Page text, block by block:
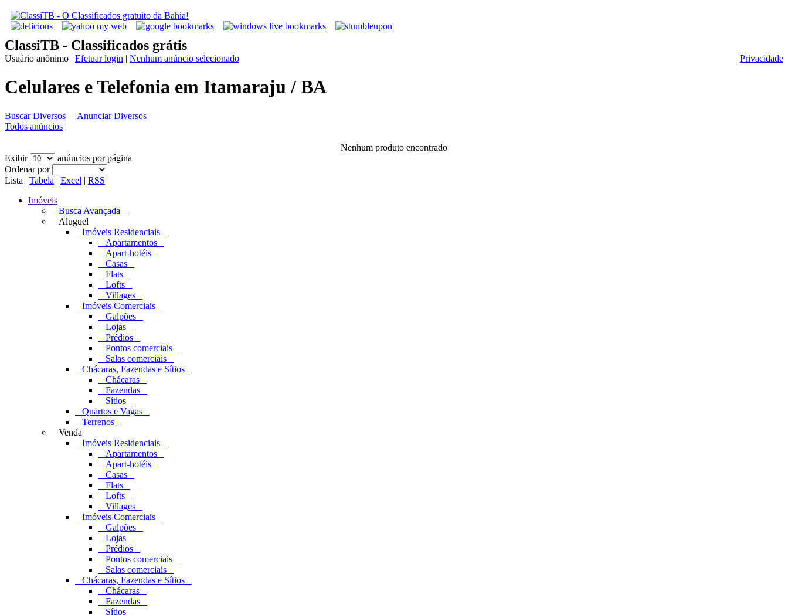
ClassiTB - Classificados grátis
Privacidade
Usuário anônimo | Efetuar login | Nenhum anúncio selecionado
Celulares e Telefonia em Itamaraju / BA
Buscar Diversos
Anunciar Diversos
Todos anúncios
Nenhum produto encontrado
Exibir
anúncios por página
Ordenar por
Lista | Tabela | Excel | RSS
Imóveis
Busca Avançada
Aluguel
Imóveis Residenciais
Apartamentos
Apart-hotéis
Casas
Flats
Lofts
Villages
Imóveis Comerciais
Galpões
Lojas
Prédios
Pontos comerciais
Salas comerciais
Chácaras, Fazendas e Sítios
Chácaras
Fazendas
Sítios
Quartos e Vagas
Terrenos
Venda
Imóveis Residenciais
Apartamentos
Apart-hotéis
Casas
Flats
Lofts
Villages
Imóveis Comerciais
Galpões
Lojas
Prédios
Pontos comerciais
Salas comerciais
Chácaras, Fazendas e Sítios
Chácaras
Fazendas
Sítios